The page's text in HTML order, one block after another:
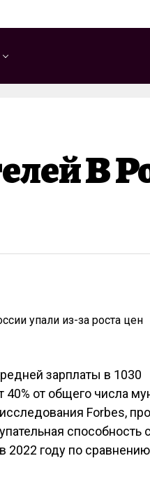
В
зарплаты в 1030
40% от общего числа
Forbes,
способность
2022 году по